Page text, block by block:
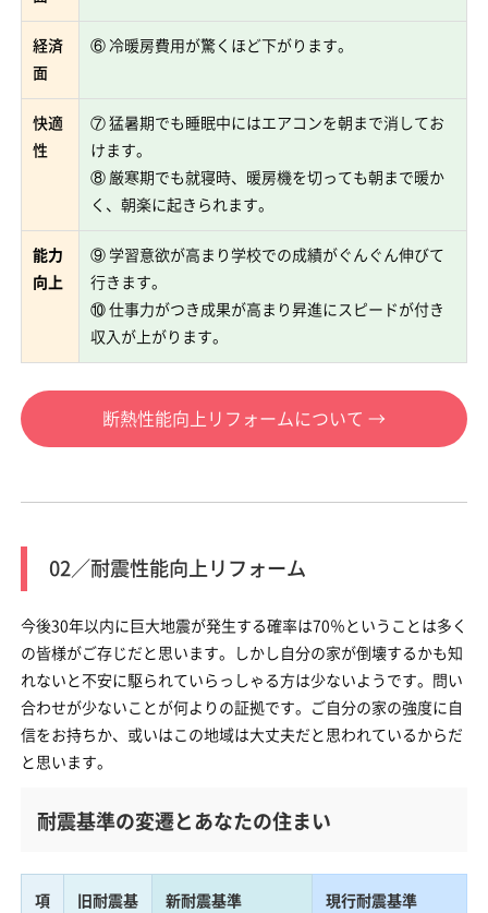
経済
面
⑥ 冷暖房費用が驚くほど下がります。
快適
性
⑦ 猛暑期でも睡眠中にはエアコンを朝まで消してお
けます。
⑧ 厳寒期でも就寝時、暖房機を切っても朝まで暖か
く、朝楽に起きられます。
能力
向上
⑨ 学習意欲が高まり学校での成績がぐんぐん伸びて
行きます。
⑩ 仕事力がつき成果が高まり昇進にスピードが付き
収入が上がります。
断熱性能向上リフォームについて →
02／耐震性能向上リフォーム
今後30年以内に巨大地震が発生する確率は70％ということは多く
の皆様がご存じだと思います。しかし自分の家が倒壊するかも知
れないと不安に駆られていらっしゃる方は少ないようです。問い
合わせが少ないことが何よりの証拠です。ご自分の家の強度に自
信をお持ちか、或いはこの地域は大丈夫だと思われているからだ
と思います。
耐震基準の変遷とあなたの住まい
項
旧耐震基
新耐震基準
現行耐震基準